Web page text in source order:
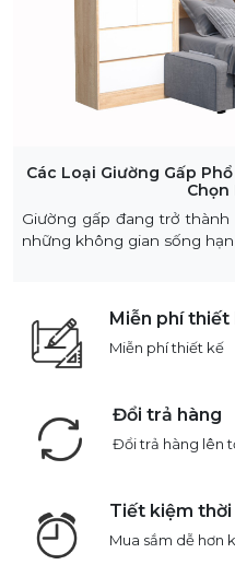
Các Loại Giường Gấp
Chọn
Giường gấp đang trở
những không gian sống
Miễn phí thiết
Miễn phí thiết kế
Đổi trả hàng
Đổi trả hàng lên
Tiết kiệm thời
Mua sắm dễ hơn